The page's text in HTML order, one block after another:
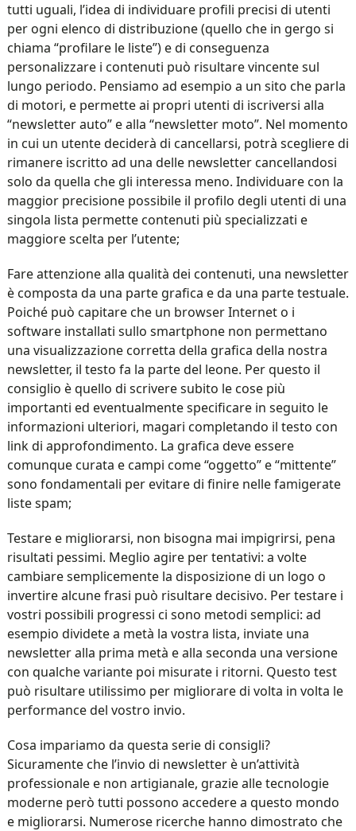
tutti uguali, l’idea di individuare profili precisi di utenti
per ogni elenco di distribuzione (quello che in gergo si
chiama “profilare le liste”) e di conseguenza
personalizzare i contenuti può risultare vincente sul
lungo periodo. Pensiamo ad esempio a un sito che parla
di motori, e permette ai propri utenti di iscriversi alla
“newsletter auto” e alla “newsletter moto”. Nel momento
in cui un utente deciderà di cancellarsi, potrà scegliere di
rimanere iscritto ad una delle newsletter cancellandosi
solo da quella che gli interessa meno. Individuare con la
maggior precisione possibile il profilo degli utenti di una
singola lista permette contenuti più specializzati e
maggiore scelta per l’utente;
Fare attenzione alla qualità dei contenuti, una newsletter
è composta da una parte grafica e da una parte testuale.
Poiché può capitare che un browser Internet o i
software installati sullo smartphone non permettano
una visualizzazione corretta della grafica della nostra
newsletter, il testo fa la parte del leone. Per questo il
consiglio è quello di scrivere subito le cose più
importanti ed eventualmente specificare in seguito le
informazioni ulteriori, magari completando il testo con
link di approfondimento. La grafica deve essere
comunque curata e campi come “oggetto” e “mittente”
sono fondamentali per evitare di finire nelle famigerate
liste spam;
Testare e migliorarsi, non bisogna mai impigrirsi, pena
risultati pessimi. Meglio agire per tentativi: a volte
cambiare semplicemente la disposizione di un logo o
invertire alcune frasi può risultare decisivo. Per testare i
vostri possibili progressi ci sono metodi semplici: ad
esempio dividete a metà la vostra lista, inviate una
newsletter alla prima metà e alla seconda una versione
con qualche variante poi misurate i ritorni. Questo test
può risultare utilissimo per migliorare di volta in volta le
performance del vostro invio.
Cosa impariamo da questa serie di consigli?
Sicuramente che l’invio di newsletter è un’attività
professionale e non artigianale, grazie alle tecnologie
moderne però tutti possono accedere a questo mondo
e migliorarsi. Numerose ricerche hanno dimostrato che